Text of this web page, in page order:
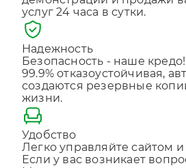
Надежность
Безопасность - наше
99.9% отказоустойчивая,
создаются резервные
жизни.
Удобство
Легко управляйте сайтом и
Если у вас возникает
Мегагрупп.ру придет на